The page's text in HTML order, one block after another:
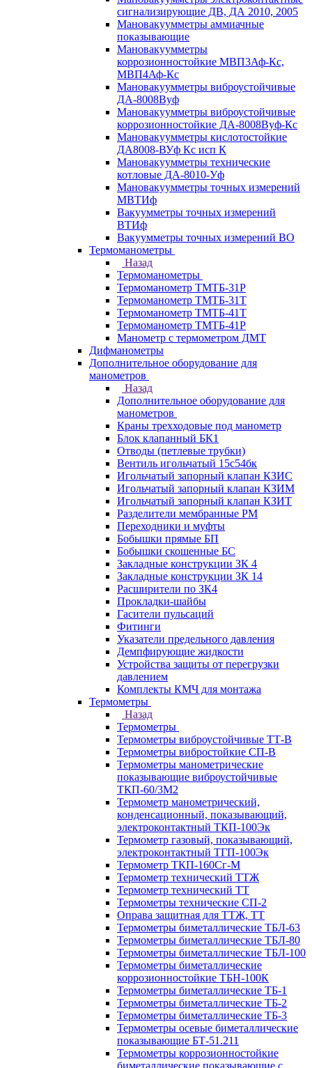
сигнализирующие ДВ, ДА 2010, 2005
Мановакуумметры аммиачные
показывающие
Мановакуумметры
коррозионностойкие МВП3Аф-Кс,
МВП4Аф-Кс
Мановакуумметры виброустойчивые
ДА-8008Вуф
Мановакуумметры виброустойчивые
коррозионностойкие ДА-8008Вуф-Кс
Мановакуумметры кислотостойкие
ДА8008-ВУф Кс исп К
Мановакуумметры технические
котловые ДА-8010-Уф
Мановакуумметры точных измерений
МВТИф
Вакуумметры точных измерений
ВТИф
Вакуумметры точных измерений ВО
Термоманометры
Назад
Термоманометры
Термоманометр ТМТБ-31Р
Термоманометр ТМТБ-31Т
Термоманометр ТМТБ-41Т
Термоманометр ТМТБ-41Р
Манометр с термометром ДМТ
Дифманометры
Дополнительное оборудование для
манометров
Назад
Дополнительное оборудование для
манометров
Краны трехходовые под манометр
Блок клапанный БК1
Отводы (петлевые трубки)
Вентиль игольчатый 15с54бк
Игольчатый запорный клапан КЗИС
Игольчатый запорный клапан КЗИМ
Игольчатый запорный клапан КЗИТ
Разделители мембранные РМ
Переходники и муфты
Бобышки прямые БП
Бобышки скошенные БС
Закладные конструкции ЗК 4
Закладные конструкции ЗК 14
Расширители по ЗК4
Прокладки-шайбы
Гасители пульсаций
Фитинги
Указатели предельного давления
Демпфирующие жидкости
Устройства защиты от перегрузки
давлением
Комплекты КМЧ для монтажа
Термометры
Назад
Термометры
Термометры виброустойчивые ТТ-В
Термометры вибростойкие СП-В
Термометры манометрические
показывающие виброустойчивые
ТКП-60/3М2
Термометр манометрический,
конденсационный, показывающий,
электроконтактный ТКП-100Эк
Термометр газовый, показывающий,
электроконтактный ТГП-100Эк
Термометр ТКП-160Сг-М
Термометр технический ТТЖ
Термометр технический ТТ
Термометры технические СП-2
Оправа защитная для ТТЖ, ТТ
Термометры биметаллические ТБЛ-63
Термометры биметаллические ТБЛ-80
Термометры биметаллические ТБЛ-100
Термометры биметаллические
коррозионностойкие ТБН-100К
Термометры биметаллические ТБ-1
Термометры биметаллические ТБ-2
Термометры биметаллические ТБ-3
Термометры осевые биметаллические
показывающие БТ-51.211
Термометры коррозионностойкие
биметаллические показывающие с